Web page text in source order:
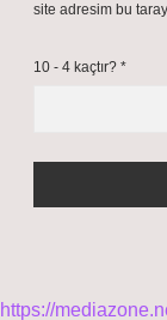
site adresim bu
10 - 4 kaçtır? *
https://